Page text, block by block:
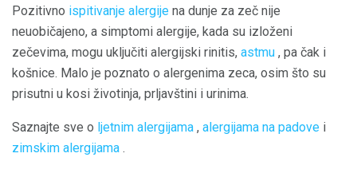
Pozitivno ispitivanje alergije na dunje za zeč nije
neuobičajeno, a simptomi alergije, kada su izloženi
zečevima, mogu uključiti alergijski rinitis, astmu , pa čak i
košnice. Malo je poznato o alergenima zeca, osim što su
prisutni u kosi životinja, prljavštini i urinima.
Saznajte sve o ljetnim alergijama , alergijama na padove i
zimskim alergijama .